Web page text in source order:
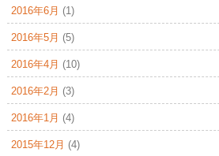
2016年6月 (1)
2016年5月 (5)
2016年4月 (10)
2016年2月 (3)
2016年1月 (4)
2015年12月 (4)